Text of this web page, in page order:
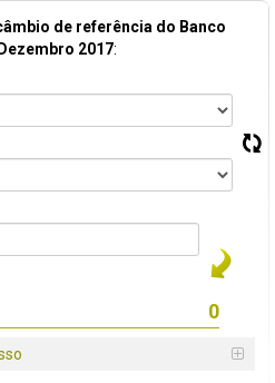
de referência do Banco
2017: